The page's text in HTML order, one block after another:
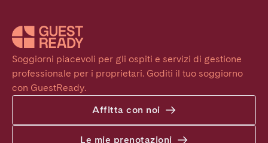
Soggiorni piacevoli per gli ospiti e servizi di gestione
professionale per i proprietari. Goditi il tuo soggiorno
con GuestReady.
Affitta con noi
Le mie prenotazioni